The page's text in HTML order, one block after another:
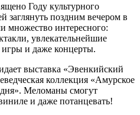
Году культурного
заглянуть поздним вечером в
множество интересного:
увлекательнейшие
и даже концерты.
выставка «Эвенкийский
коллекция «Амурское
Меломаны смогут
и даже потанцевать!